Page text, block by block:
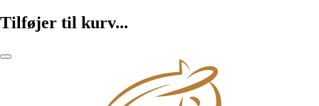
Tilføjer til kurv...